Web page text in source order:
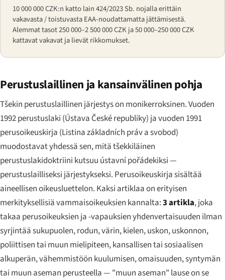
10 000 000 CZK:n katto lain 424/2023 Sb. nojalla erittäin
vakavasta / toistuvasta EAA-noudattamatta jättämisestä.
Alemmat tasot 250 000–2 500 000 CZK ja 50 000–250 000 CZK
kattavat vakavat ja lievät rikkomukset.
Perustuslaillinen ja kansainvälinen pohja
Tšekin perustuslaillinen järjestys on monikerroksinen. Vuoden
1992 perustuslaki (Ústava České republiky) ja vuoden 1991
perusoikeuskirja (Listina základních práv a svobod)
muodostavat yhdessä sen, mitä tšekkiläinen
perustuslakidoktriini kutsuu ústavní pořádekiksi—
perustuslailliseksi järjestykseksi. Perusoikeuskirja sisältää
aineellisen oikeusluettelon. Kaksi artiklaa on erityisen
merkityksellisiä vammaisoikeuksien kannalta:3 artikla, joka
takaa perusoikeuksien ja -vapauksien yhdenvertaisuuden ilman
syrjintää sukupuolen, rodun, värin, kielen, uskon, uskonnon,
poliittisen tai muun mielipiteen, kansallisen tai sosiaalisen
alkuperän, vähemmistöön kuulumisen, omaisuuden, syntymän
tai muun aseman perusteella — "muun aseman" lause on se